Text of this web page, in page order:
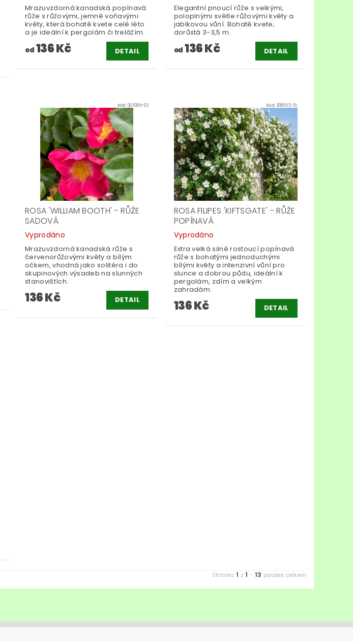
Mrazuvzdorná kanadská popínavá
růže s růžovými, jemně voňavými
květy, která bohatě kvete celé léto
a je ideální k pergolám či trelážím.
od 136 Kč DETAIL
Elegantní pnoucí růže s velkými,
poloplnými světle růžovými květy a
jablkovou vůní. Bohatě kvete,
dorůstá 3-3,5 m.
od 136 Kč DETAIL
Kód:007985-02
ROSA 'WILLIAM BOOTH' - RŮŽE
SADOVÁ
Vyprodáno
Mrazuvzdorná kanadská růže s
červenorůžovými květy a bílým
očkem, vhodná jako solitéra i do
skupinových výsadeb na slunných
stanovištích.
136 Kč DETAIL
Kód: 008673-01
ROSA FILIPES 'KIFTSGATE' - RŮŽE
POPÍNAVÁ
Vyprodáno
Extra velká silně rostoucí popínavá
růže s bohatými jednoduchými
bílými květy a intenzivní vůní pro
slunce a dobrou půdu, ideální k
pergolám, zdím a velkým
zahradám.
136 Kč DETAIL
Stránka1 z1 - 13 položek celkem